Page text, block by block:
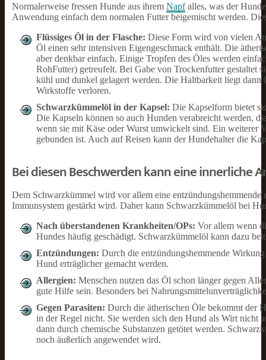
Normalerweise fressen Hunde aus ihrem Napfalles, was der
Anwendung einfach dem normalen Futter beigemischt werden.
Flüssiges Öl in der Flasche: Diese Form wird von vielen
Öl einen sehr intensiven Eigengeschmack enthält. Die
aber denkbar einfach. Einige Tropfen des Öles werden
RohFutter) getreufelt. Bei Gabe von Trockenfutter gestaltet
kühl und dunkel gelagert werden. Die Haltbarkeit liegt dann
Wirkstoffe verloren.
Schwarzkümmelöl in der Kapsel: Die Kapselform bietet
Die Kapseln können so auch Hunden verabreicht werden,
wenn sie mit Käse oder Wurst umwickelt sind. Ein weiterer
gebunden ist. Auch auf Reisen kann der Hundehalter die
Bei diesen Beschwerden kann eine innerliche
Dem Schwarzkümmel wird vor allem eine entzündungshemmende
Immunsystem gestärkt wird. Daher kann Schwarzkümmelöl bei
Nach überstandenen Krankheiten/OPs: Vor allem wenn
Hundes häufig geschädigt. Schwarzkümmelöl kann dazu
Entzündungen: Durch die entzündungshemmende
Hund erträglicher gemacht werden.
Allergien: Menschen nutzen das Öl schon länger gegen
gute Hilfe sein. Besonders bei
Gegen Parasiten: Durch die ätherischen Öle bekommt der
in der Regel nicht. Sie werden sich den Hund als Wirt nicht
dann durch chemische Substanzen getötet werden.
noch äußerlich angewendet wird.